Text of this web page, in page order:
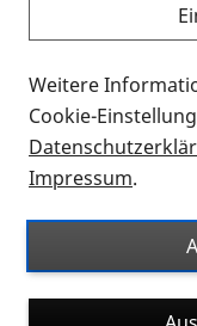
suchen und
können?
Thema
für blinde und
Auf dieser Seite
Ort. Nutzen Sie
nach Flyern und
suchen. Die
Weitere
Cookie-
Impressum.